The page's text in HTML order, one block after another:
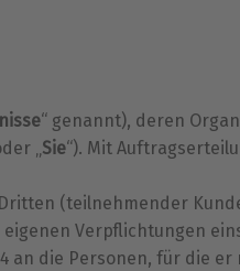
“ genannt), deren
„Sie“). Mit
(teilnehmender
Verpflichtungen
an die Personen, für die